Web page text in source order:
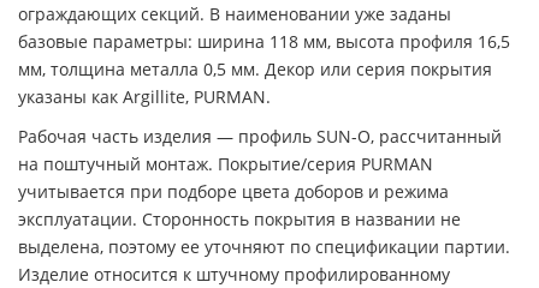
ограждающих секций. В наименовании уже заданы
базовые параметры: ширина 118 мм, высота профиля 16,5
мм, толщина металла 0,5 мм. Декор или серия покрытия
указаны как Argillite, PURMAN.
Рабочая часть изделия — профиль SUN-O, рассчитанный
на поштучный монтаж. Покрытие/серия PURMAN
учитывается при подборе цвета доборов и режима
эксплуатации. Сторонность покрытия в названии не
выделена, поэтому ее уточняют по спецификации партии.
Изделие относится к штучному профилированному